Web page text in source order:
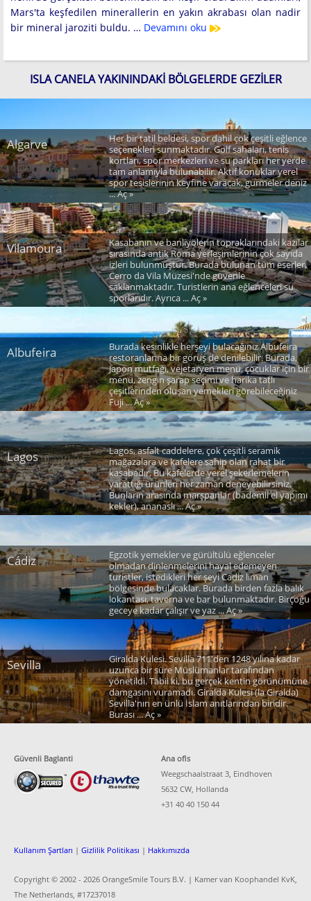
Mars'ta keşfedilen minerallerin en yakın akrabası olan nadir
bir mineral jaroziti buldu. … Devamını oku
ISLA CANELA YAKININDAKI BÖLGELERDE GEZILER
Algarve
Her bir tatil beldesi, spor dahil çok çeşitli eğlence
seçenekleri sunmaktadır. Golf sahaları, tenis
kortları, spor merkezleri ve su parkları her yerde
tam anlamıyla bulunabilir. Aktif konuklar yerel
spor tesislerinin keyfine varacak, gurmeler deniz
... Aç »
Vilamoura
Kasabanın ve banliyölerin topraklarındaki kazılar
sırasında antik Roma yerleşimlerinin çok sayıda
izleri bulunmuştur. Burada bulunan tüm eserler,
Cerro da Vila Müzesi'nde güvenle
saklanmaktadır. Turistlerin ana eğlenceleri su
sporlarıdır. Ayrıca ... Aç »
Albufeira
Burada kesinlikle herşeyi bulacağınız Albufeira
restoranlarına bir görüş de denilebilir. Burada,
Japon mutfağı, vejetaryen menü, çocuklar için bir
menü, zengin şarap seçimi ve harika tatlı
çeşitlerinden oluşan yemekleri görebileceğiniz
Fuji ... Aç »
Lagos
Lagos, asfalt caddelere, çok çeşitli seramik
mağazalara ve kafelere sahip olan rahat bir
kasabadır. Bu kafelerde yerel şekerlemelerin
yarattığı ürünleri her zaman deneyebilirsiniz.
Bunların arasında marşpanlar (bademli el yapımı
kekler), ananaslı ... Aç »
Cádiz
Egzotik yemekler ve gürültülü eğlenceler
olmadan dinlenmelerini hayal edemeyen
turistler, istedikleri her şeyi Cadiz liman
bölgesinde bulacaklar. Burada birden fazla balık
lokantası, taverna ve bar bulunmaktadır. Birçoğu
geceye kadar çalışır ve yaz ... Aç »
Sevilla
Giralda Kulesi. Sevilla 711'den 1248 yılına kadar
uzunca bir süre Müslümanlar tarafından
yönetildi. Tabii ki, bu gerçek kentin görünümüne
damgasını vuramadı. Giralda Kulesi (la Giralda)
Sevilla'nın en ünlü İslam anıtlarından biridir.
Burası ... Aç »
Güvenli Baglanti
Ana ofis
Weegschaalstraat 3, Eindhoven
5632 CW, Hollanda
+31 40 40 150 44
Kullanım Şartları | Gizlilik Politikası | Hakkımızda
Copyright © 2002 - 2026 OrangeSmile Tours B.V. | Kamer van Koophandel KvK,
The Netherlands, #17237018